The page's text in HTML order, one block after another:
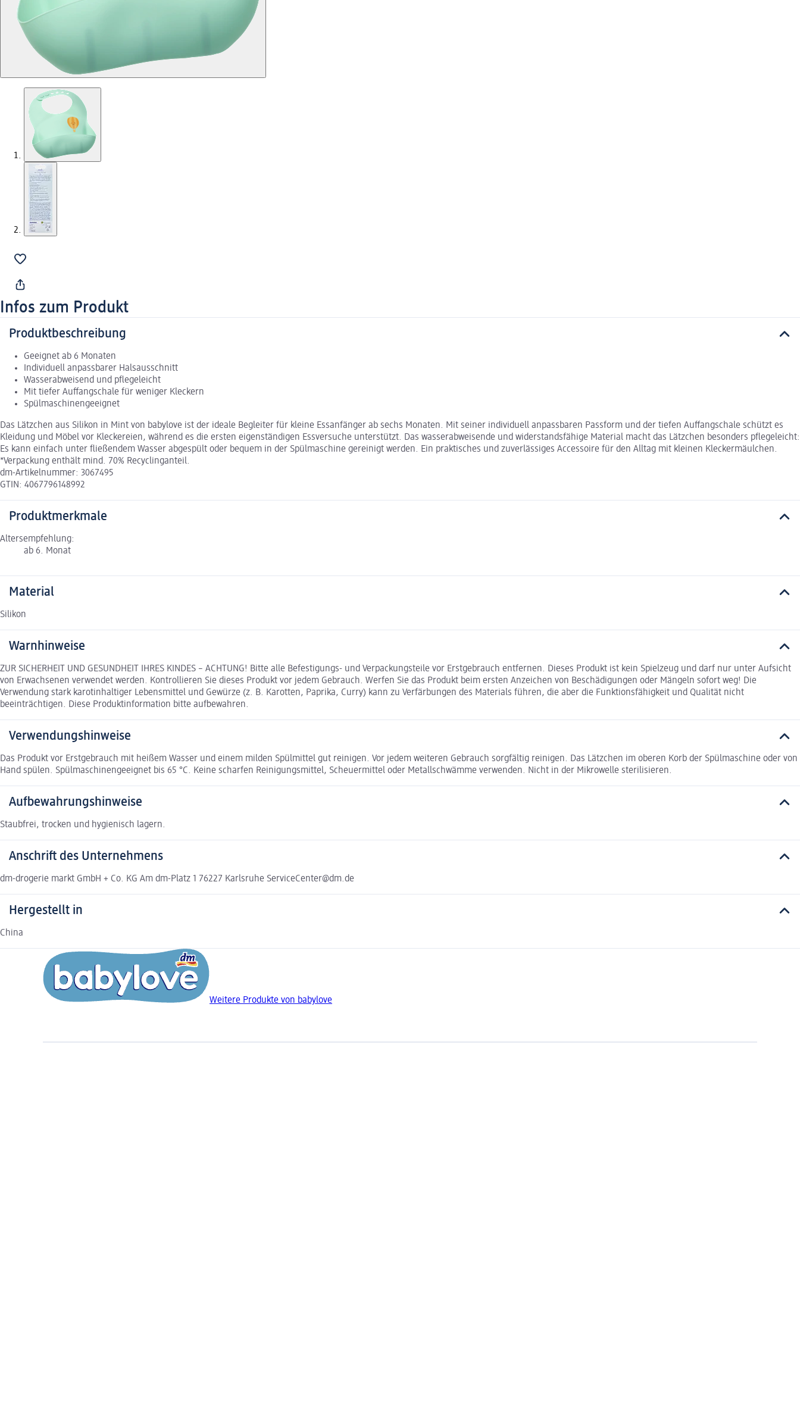
Infos zum Produkt
Produktbeschreibung
Geeignet ab 6 Monaten
Individuell anpassbarer Halsausschnitt
Wasserabweisend und pflegeleicht
Mit tiefer Auffangschale für weniger Kleckern
Spülmaschinengeeignet
Das Lätzchen aus Silikon in Mint von babylove ist der ideale Begleiter für kleine Essanfänger ab sechs Monaten. Mit seiner individuell anpassbaren Passform und der tiefen Auffangschale schützt es
Kleidung und Möbel vor Kleckereien, während es die ersten eigenständigen Essversuche unterstützt. Das wasserabweisende und widerstandsfähige Material macht das Lätzchen besonders pflegeleicht:
Es kann einfach unter fließendem Wasser abgespült oder bequem in der Spülmaschine gereinigt werden. Ein praktisches und zuverlässiges Accessoire für den Alltag mit kleinen Kleckermäulchen.
*Verpackung enthält mind. 70% Recyclinganteil.
dm-Artikelnummer: 3067495
GTIN: 4067796148992
Produktmerkmale
Altersempfehlung:
ab 6. Monat
Material
Silikon
Warnhinweise
ZUR SICHERHEIT UND GESUNDHEIT IHRES KINDES – ACHTUNG! Bitte alle Befestigungs- und Verpackungsteile vor Erstgebrauch entfernen. Dieses Produkt ist kein Spielzeug und darf nur unter Aufsicht
von Erwachsenen verwendet werden. Kontrollieren Sie dieses Produkt vor jedem Gebrauch. Werfen Sie das Produkt beim ersten Anzeichen von Beschädigungen oder Mängeln sofort weg! Die
Verwendung stark karotinhaltiger Lebensmittel und Gewürze (z. B. Karotten, Paprika, Curry) kann zu Verfärbungen des Materials führen, die aber die Funktionsfähigkeit und Qualität nicht
beeinträchtigen. Diese Produktinformation bitte aufbewahren.
Verwendungshinweise
Das Produkt vor Erstgebrauch mit heißem Wasser und einem milden Spülmittel gut reinigen. Vor jedem weiteren Gebrauch sorgfältig reinigen. Das Lätzchen im oberen Korb der Spülmaschine oder von
Hand spülen. Spülmaschinengeeignet bis 65 °C. Keine scharfen Reinigungsmittel, Scheuermittel oder Metallschwämme verwenden. Nicht in der Mikrowelle sterilisieren.
Aufbewahrungshinweise
Staubfrei, trocken und hygienisch lagern.
Anschrift des Unternehmens
dm-drogerie markt GmbH + Co. KG Am dm-Platz 1 76227 Karlsruhe ServiceCenter@dm.de
Hergestellt in
China
Weitere Produkte von babylove